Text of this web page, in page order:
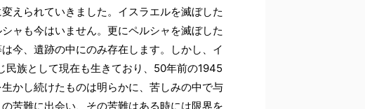
えられていきました。イスラエルを滅ぼした
ャも今はいません。更にペルシャを滅ぼした
今、遺跡の中にのみ存在します。しかし、イ
族として現在も生きており、50年前の1945
かし続けたものは明らかに、苦しみの中で与
苦難に出会い、その苦難はある時には限界を